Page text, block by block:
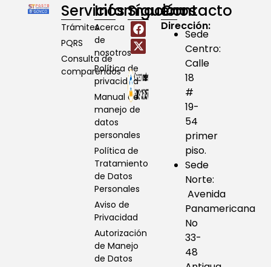
Servicios
Trámites
PQRS
Consulta de
comparendos
Información
Acerca
de
nosotros
Política de
privacidad
Manual de
manejo de
datos
personales
Política de
Tratamiento
de Datos
Personales
Aviso de
Privacidad
Autorización
de Manejo
de Datos
SíguenosContacto
Dirección:
Sede
Centro:
Calle
18
#
19-
54
primer
piso.
Sede
Norte:
Avenida
Panamericana
No
33-
48